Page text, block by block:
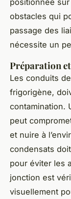
positionnée
obstacles qui
passage des
nécessite un
Préparation
Les conduits
frigorigène,
contamination.
peut
et nuire à
condensats
pour éviter les
jonction est
visuellement